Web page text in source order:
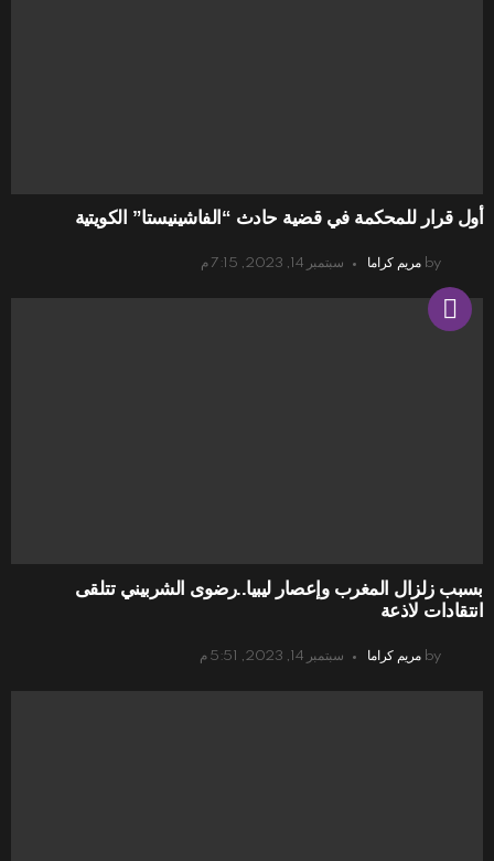
أول قرار للمحكمة في قضية حادث “الفاشينيستا” الكويتية
by مريم كراما سبتمبر 14, 2023, 7:15 م
بسبب زلزال المغرب وإعصار ليبيا..رضوى الشربيني تتلقى
انتقادات لاذعة
by مريم كراما سبتمبر 14, 2023, 5:51 م